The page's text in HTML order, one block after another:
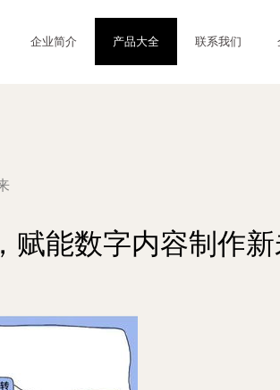
企业简介 产品大全 联系我们
赋能数字内容制作